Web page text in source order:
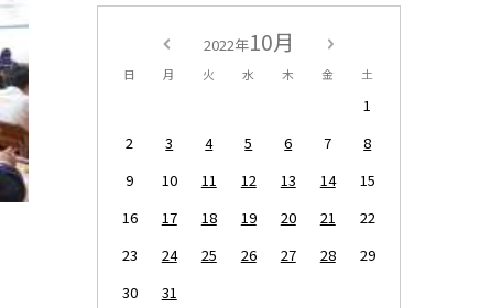
2022年10月
日 月 火 水 木 金 土
1
2
3 4 5 6 7
8
9
10 11 12 13 14
15
16
17 18 19 20 21
22
23
24 25 26 27 28
29
30
31